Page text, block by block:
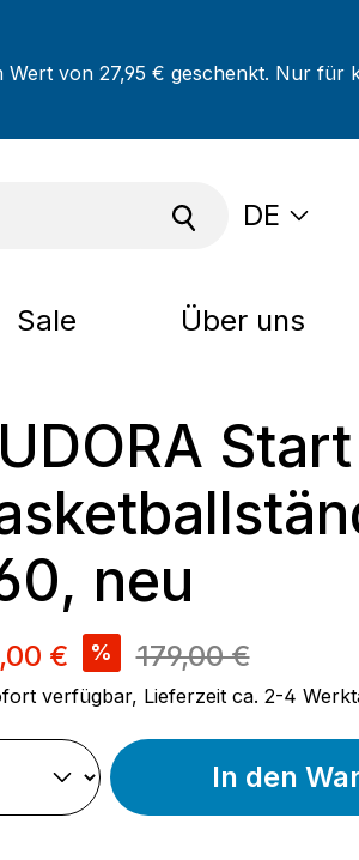
von 27,95 € geschenkt. Nur für
DE
Sale Über uns
Start
neu
€ % 179,00 €
verfügbar, Lieferzeit ca. 2-4
In den